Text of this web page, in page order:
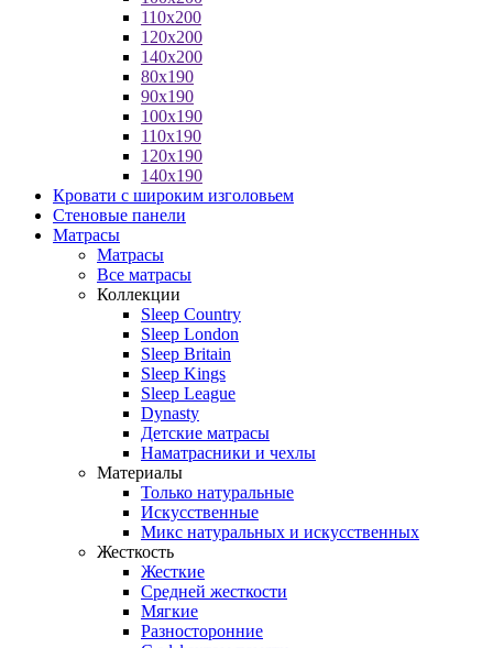
110x200
120x200
140x200
80x190
90x190
100x190
110x190
120x190
140x190
Кровати с широким изголовьем
Стеновые панели
Матрасы
Матрасы
Все матрасы
Коллекции
Sleep Country
Sleep London
Sleep Britain
Sleep Kings
Sleep League
Dynasty
Детские матрасы
Наматрасники и чехлы
Материалы
Только натуральные
Искусственные
Микс натуральных и искусственных
Жесткость
Жесткие
Средней жесткости
Мягкие
Разносторонние